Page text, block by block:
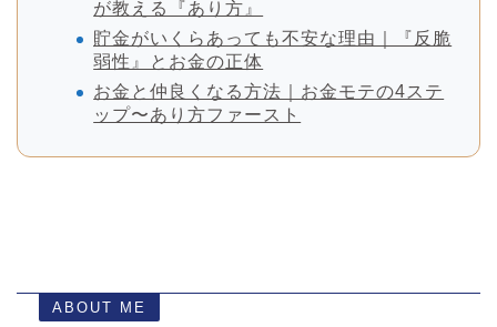
が教える『あり方』
貯金がいくらあっても不安な理由｜『反脆
弱性』とお金の正体
お金と仲良くなる方法｜お金モテの4ステ
ップ〜あり方ファースト
ABOUT ME